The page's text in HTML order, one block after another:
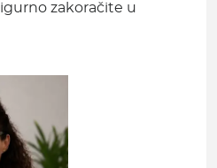
zakoračite u